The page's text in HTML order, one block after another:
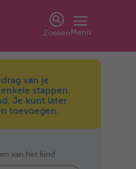
ZoekenMenu
van je
stappen.
Je kunt later
toevoegen.
van het kind